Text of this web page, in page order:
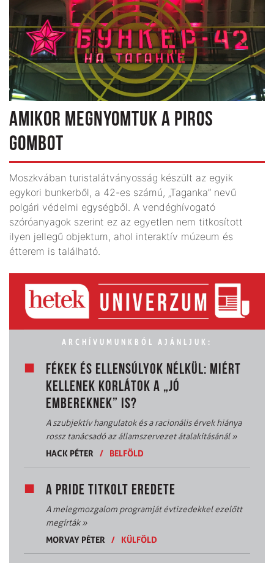
AMIKOR MEGNYOMTUK A PIROS
GOMBOT
Moszkvában turistalátványosság készült az egyik
egykori bunkerből, a 42-es számú, „Taganka” nevű
polgári védelmi egységből. A vendéghívogató
szóróanyagok szerint ez az egyetlen nem titkosított
ilyen jellegű objektum, ahol interaktív múzeum és
étterem is található.
ARCHÍVUMUNKBÓL AJÁNLJUK:
FÉKEK ÉS ELLENSÚLYOK NÉLKÜL: MIÉRT
KELLENEK KORLÁTOK A „JÓ
EMBEREKNEK” IS?
A szubjektív hangulatok és a racionális érvek hiánya
rossz tanácsadó az államszervezet átalakításánál»
HACK PÉTER
/ BELFÖLD
A PRIDE TITKOLT EREDETE
A melegmozgalom programját évtizedekkel ezelőtt
megírták»
MORVAY PÉTER
/ KÜLFÖLD